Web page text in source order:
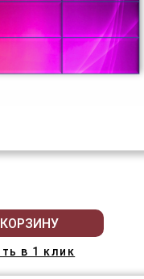
в 1 клик